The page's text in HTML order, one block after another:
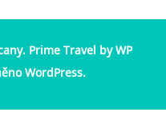
. Prime Travel byWP
WordPress.